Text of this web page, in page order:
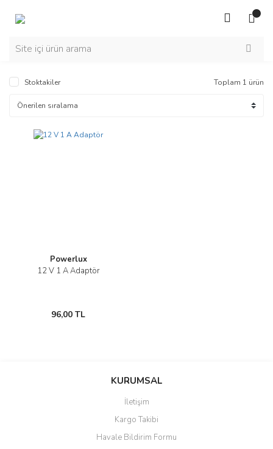
Stoktakiler Toplam 1 ürün
Powerlux
12 V 1 A Adaptör
96,00 TL
KURUMSAL
İletişim
Kargo Takibi
Havale Bildirim Formu